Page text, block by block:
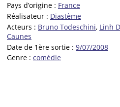
Pays d’origine : France
Réalisateur : Diastème
Acteurs : Bruno Todeschini, Linh
Caunes
Date de 1ère sortie : 9/07/2008
Genre : comédie